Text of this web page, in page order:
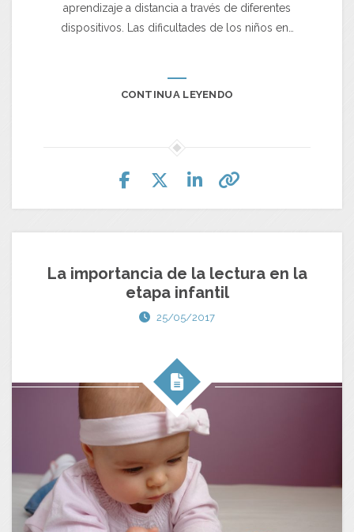
aprendizaje a distancia a través de diferentes
dispositivos. Las dificultades de los niños en…
CONTINUA LEYENDO
La importancia de la lectura en la
etapa infantil
25/05/2017